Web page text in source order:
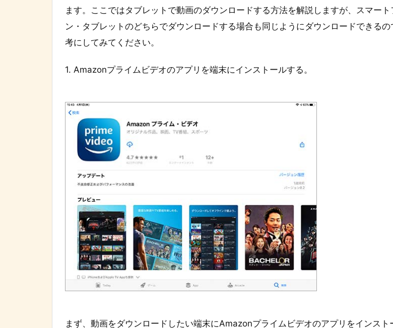
ます。ここではタブレットで動画のダウンロードする方法を解説しますが、スマート
ン・タブレットのどちらでダウンロードする場合も同じようにダウンロードできるの
考にしてみてください。
1. Amazonプライムビデオのアプリを端末にインストールする。
まず、動画をダウンロードしたい端末にAmazonプライムビデオのアプリをインスト